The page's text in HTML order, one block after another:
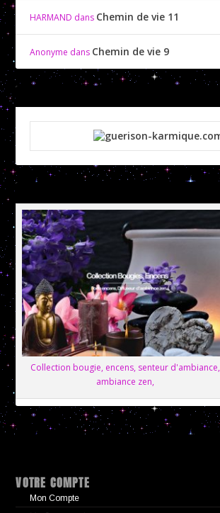
HARMAND dans Chemin de vie 11
Anonyme dans Chemin de vie 9
Collection bougie, encens, senteur d'ambiance,
ambiance zen,
VOTRE COMPTE
Mon Compte